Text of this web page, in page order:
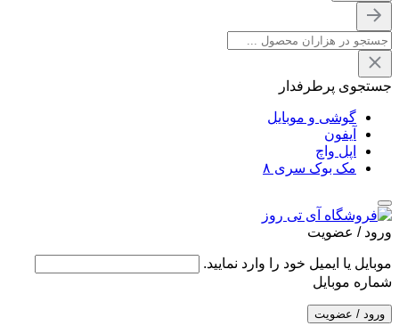
جستجوی پرطرفدار
گوشی و موبایل
آیفون
اپل واچ
مک بوک سری ۸
ورود / عضویت
موبایل یا ایمیل خود را وارد نمایید.
شماره موبایل
ورود / عضویت